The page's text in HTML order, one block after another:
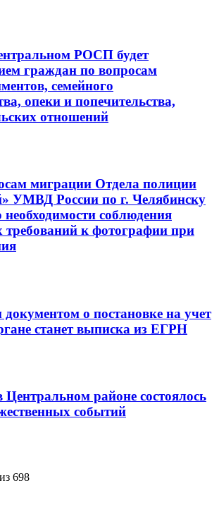
РОСП будет
граждан по вопросам
семейного
опеки и попечительства,
отношений
миграции Отдела полиции
УМВД России по г. Челябинску
соблюдения
требований к фотографии при
о постановке на учет
станет выписка из ЕГРН
районе состоялось
событий
698